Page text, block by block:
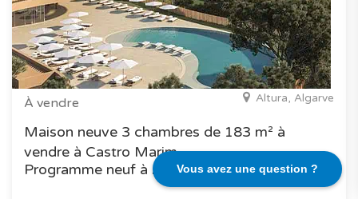
Vous avez une question ?
À vendre Altura, Algarve
Maison neuve 3 chambres de 183 m² à
vendre à Castro Marim
Programme neuf à Algarve